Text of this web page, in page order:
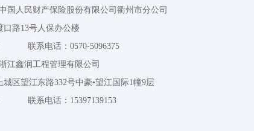
国人民财产保险股份有限公司衢州市分公司
路13号人保办公楼
联系电话：0570-5096375
江鑫润工程管理有限公司
区望江东路332号中豪•望江国际1幢9层
联系电话：15397139153